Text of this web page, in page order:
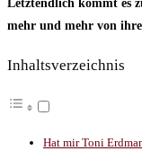
Letztendlich kommt es
mehr und mehr von
Inhaltsverzeichnis
Hat mir Toni